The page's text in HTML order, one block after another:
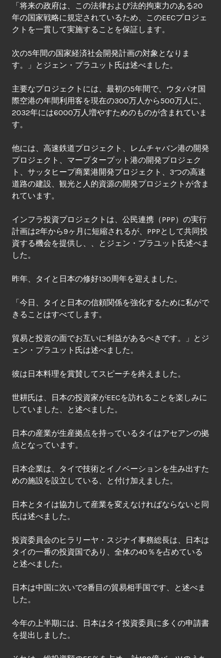
「将来の政府は、この法律および法的拘束力のある20
年の国家戦略に規定されているため、このEECプロジェ
クトを一貫して実施することを保証します。
次の5年間の国家経済社会開発計画の対象となりま
す。」とジェン・プラユット氏は述べました。
主要なプロジェクトには、最初の5年間で、ウタパオ国
際空港の年間利用客を現在の300万人から500万人に、
2032年には6000万人増やすためのものが含まれていま
す。
他には、高速鉄道プロジェクト、レムチャバン港の開発
プロジェクト、マープタープット港の開発プロジェク
ト、サッタヒープ商業港開発プロジェクト、3つの高速
道路の建設、観光と人的資源の開発プロジェクトが含ま
れています。
インフラ投資プロジェクトは、公民連携（PPP）の実行
計画は2年から9ヶ月に短縮されるが、PPPとして共同投
資する機会を提供し、、とジェン・プラユット氏述べま
した。
昨年、タイと日本の修好130周年を迎えました。
「今日、タイと日本の信頼関係を強化するために私がで
きることはすべてします。
貿易と投資の面でお互いに利益があるべきです。」とジ
ェン・プラユット氏は述べました。
彼は日本料理を賞賛してスピーチを終えました。
世耕氏は、日本の投資家がEECを訪れることを楽しみに
していました、と述べました。
日本の産業が生産拠点を持っているタイはアセアンの拠
点となっています。
日本企業は、タイで技術とイノベーションを生み出すた
めの施設を設立している、と付け加えました。
日本とタイは協力して産業を変えなければならないと同
氏は述べました。
投資委員会のヒラリーヤ・スジナイ事務総長は、日本は
タイの一番の投資国であり、全体の40％を占めている
と述べました。
日本は中国に次いで2番目の貿易相手国です、と述べま
した。
今年の上半期には、日本はタイ投資委員に多くの申請書
を提出しました。